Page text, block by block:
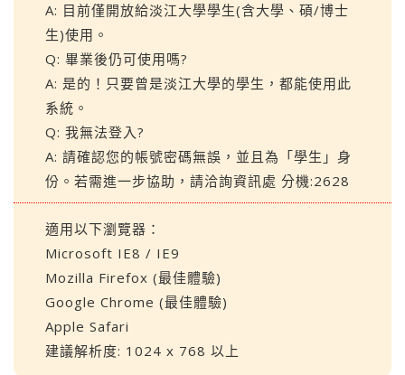
A: 目前僅開放給淡江大學學生(含大學、碩/博士
生)使用。
Q: 畢業後仍可使用嗎?
A: 是的！只要曾是淡江大學的學生，都能使用此
系統。
Q: 我無法登入?
A: 請確認您的帳號密碼無誤，並且為「學生」身
份。若需進一步協助，請洽詢資訊處 分機:2628
適用以下瀏覽器：
Microsoft IE8 / IE9
Mozilla Firefox (最佳體驗)
Google Chrome (最佳體驗)
Apple Safari
建議解析度: 1024 x 768 以上